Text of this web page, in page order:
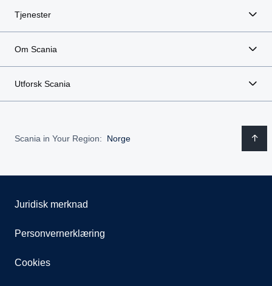
Tjenester
Om Scania
Utforsk Scania
Scania in Your Region: Norge
Juridisk merknad
Personvernerklæring
Cookies